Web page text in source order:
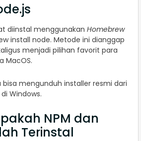
diinstal menggunakan Homebrew
install node. Metode ini dianggap
menjadi pilihan favorit para
MacOS.
bisa mengunduh installer resmi dari
Windows.
NPM dan
Terinstal